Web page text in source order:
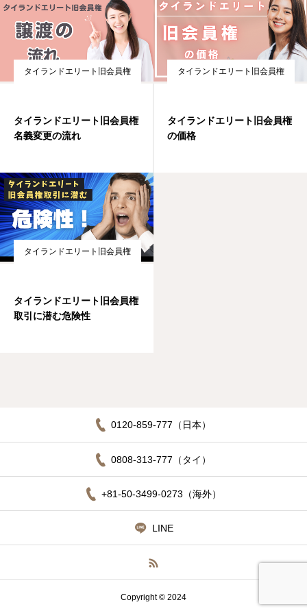
タイランドエリート旧会員権
タイランドエリート旧会員権
名義変更の流れ
タイランドエリート旧会員権
タイランドエリート旧会員権
の価格
タイランドエリート旧会員権
タイランドエリート旧会員権
取引に潜む危険性
0120-859-777（日本）
0808-313-777（タイ）
+81-50-3499-0273（海外）
LINE
Copyright © 2024